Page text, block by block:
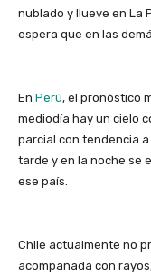
nublado y llueve en La
espera que en las
En Perú, el pronóstico
mediodía hay un cielo
parcial con tendencia
tarde y en la noche se
ese país.
Chile actualmente no
acompañada con